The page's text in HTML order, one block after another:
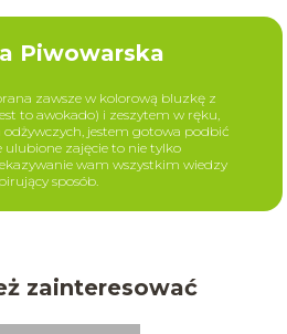
Piwowarska
zawsze w kolorową bluzkę z
to awokado) i zeszytem w ręku,
odżywczych, jestem gotowa podbić
ulubione zajęcie to nie tylko
wam wszystkim wiedzy
sposób.
zainteresować